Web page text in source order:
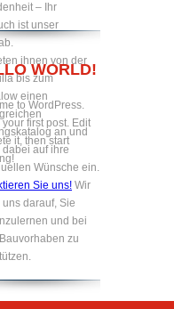
– Ihr
ist unser
ihnen von der
bis zum
einen
an und
auf ihre
Wünsche ein.
Sie uns! Wir
darauf, Sie
und bei
zu
WORLD!
to WordPress.
your first post. Edit
it, then start